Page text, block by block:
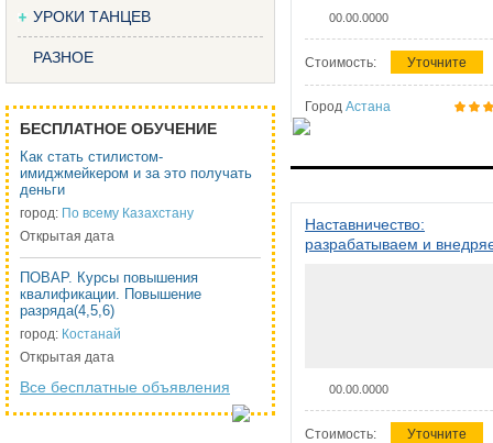
УРОКИ ТАНЦЕВ
РАЗНОЕ
БЕСПЛАТНОЕ ОБУЧЕНИЕ
Как стать стилистом-
имиджмейкером и за это получать
деньги
город: По всему Казахстану
Открытая дата
ПОВАР. Курсы повышения
квалификации. Повышение
разряда(4,5,6)
город: Костанай
Открытая дата
Все бесплатные объявления
00.00.0000
Стоимость: Уточните
Город Астана
Наставничество:
разрабатываем и
00.00.0000
Стоимость: Уточните